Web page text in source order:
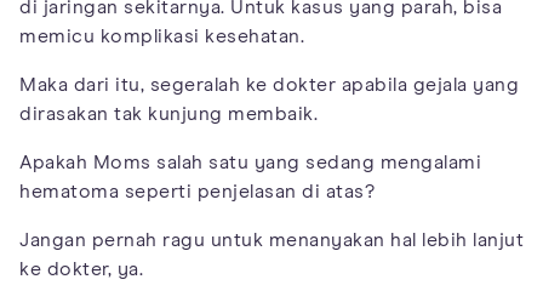
di jaringan sekitarnya. Untuk kasus yang parah, bisa
memicu komplikasi kesehatan.
Maka dari itu, segeralah ke dokter apabila gejala yang
dirasakan tak kunjung membaik.
Apakah Moms salah satu yang sedang mengalami
hematoma seperti penjelasan di atas?
Jangan pernah ragu untuk menanyakan hal lebih lanjut
ke dokter, ya.